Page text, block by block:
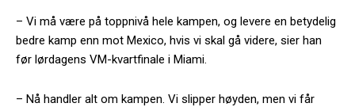
– Vi må være på toppnivå hele kampen, og levere en betydelig
bedre kamp enn mot Mexico, hvis vi skal gå videre, sier han
før lørdagens VM-kvartfinale i Miami.
– Nå handler alt om kampen. Vi slipper høyden, men vi får